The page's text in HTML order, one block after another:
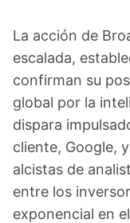
La acción de
escalada,
confirman su
global por la
dispara
cliente, Google,
alcistas de
entre los
exponencial en